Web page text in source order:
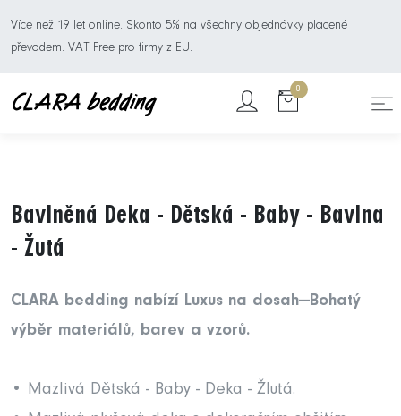
Více než 19 let online. Skonto 5% na všechny objednávky placené
převodem. VAT Free pro firmy z EU.
0
Bavlněná Deka - Dětská - Baby - Bavlna
- Žutá
CLARA bedding nabízí Luxus na dosah—Bohatý
výběr materiálů, barev a vzorů.
• Mazlivá Dětská - Baby - Deka - Žlutá.